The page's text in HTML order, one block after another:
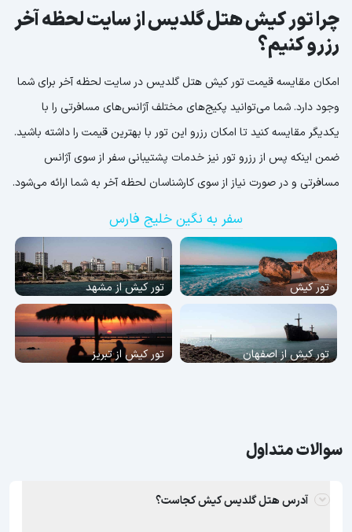
چرا تور کیش هتل گلدیس از سایت لحظه آخر
رزرو کنیم؟
امکان مقایسه قیمت تور کیش هتل گلدیس در سایت لحظه آخر برای شما
وجود دارد. شما می‌توانید پکیج‌های مختلف آژانس‌های مسافرتی را با
یکدیگر مقایسه کنید تا امکان رزرو این تور با بهترین قیمت را داشته باشید.
ضمن اینکه پس از رزرو تور نیز خدمات پشتیبانی سفر از سوی آژانس
مسافرتی و در صورت نیاز از سوی کارشناسان لحظه آخر به شما ارائه می‌شود.
سفر به نگین خلیج فارس
تور کیش تور کیش از مشهد
تور کیش از اصفهان تور کیش از تبریز
سوالات متداول
آدرس هتل گلدیس کیش کجاست؟